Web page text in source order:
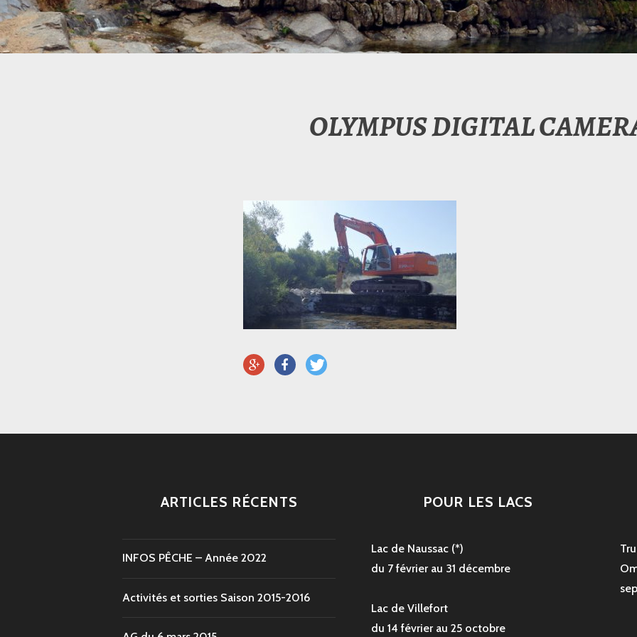
OLYMPUS DIGITAL
ARTICLES RÉCENTS
INFOS PÊCHE – Année 2022
Activités et sorties Saison 2015-2016
POUR LES LACS
Lac de Naussac (*)
du 7 février au 31 décembre
Lac de Villefort
du 14 février au 25 octobre